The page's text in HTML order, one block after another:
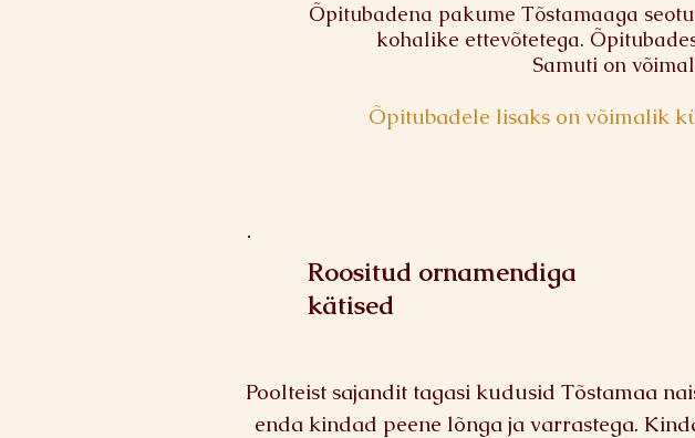
Õpitubadena pakume Tõstamaaga
kohalike ettevõtetega.
Samuti on
Õpitubadele lisaks on võimalik
Roositud ornamendiga
kätised
Poolteist sajandit tagasi kudusid Tõstamaa
enda kindad peene lõnga ja varrastega.